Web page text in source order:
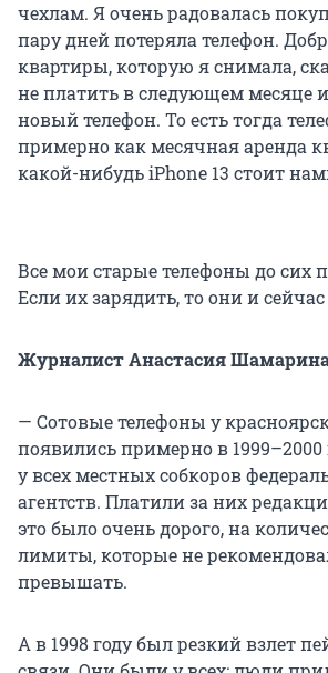
чехлам. Я очень радовалась
пару дней потеряла телефон.
квартиры, которую я снимала,
не платить в следующем месяце
новый телефон. То есть тогда
примерно как месячная аренда
какой-нибудь iPhone 13 стоит
Все мои старые телефоны до сих
Если их зарядить, то они и сейчас
Журналист Анастасия
— Сотовые телефоны у
появились примерно в
у всех местных собкоров
агентств. Платили за них
это было очень дорого, на
лимиты, которые не
превышать.
А в 1998 году был резкий взлет